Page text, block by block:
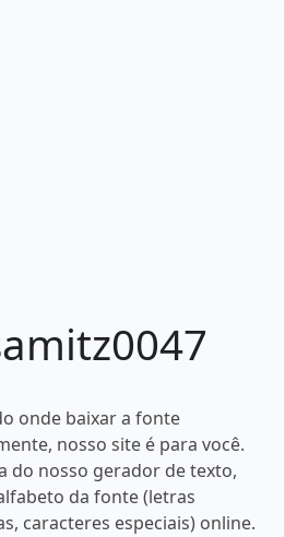
onde baixar a fonte
nosso site é para você.
do nosso gerador de texto,
da fonte (letras
caracteres especiais) online.